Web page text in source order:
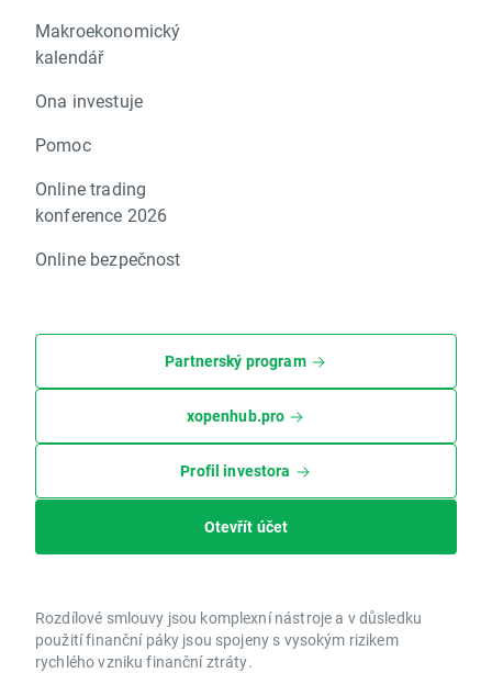
Makroekonomický
kalendář
Ona investuje
Pomoc
Online trading
konference 2026
Online bezpečnost
Partnerský program
xopenhub.pro
Profil investora
Otevřít účet
Rozdílové smlouvy jsou komplexní nástroje a v důsledku
použití finanční páky jsou spojeny s vysokým rizikem
rychlého vzniku finanční ztráty.